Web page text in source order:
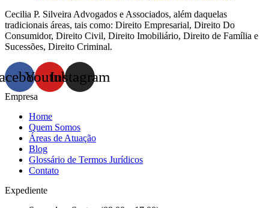
Cecilia P. Silveira Advogados e Associados, além daquelas
tradicionais áreas, tais como: Direito Empresarial, Direito Do
Consumidor, Direito Civil, Direito Imobiliário, Direito de Família e
Sucessões, Direito Criminal.
YoutubeInstagram
Empresa
Home
Quem Somos
Áreas de Atuação
Blog
Glossário de Termos Jurídicos
Contato
Expediente